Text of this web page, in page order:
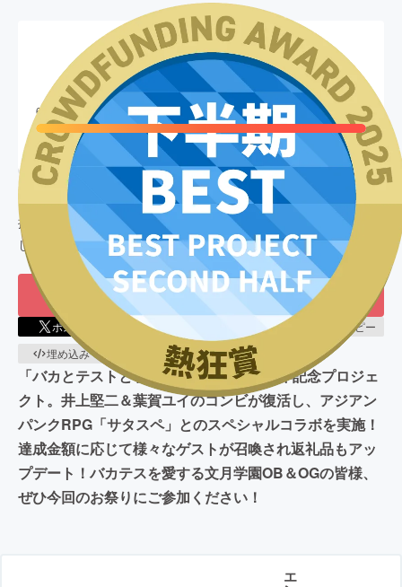
現在の支援総額
67,947,669円
679%達成 終了
目標金額10,000,000 6,960 人
このプロジェクトは、 2025/05/23 に募集を開始し、 6,960
人の支
援により 67,947,669 円の資金を集め、
に募集を終了
しました
もう一度プロジェクトをやってほしい 1,617
ポスト シェア LINEで送る
URLコピー
埋め込み
QRコード
「バカとテストと召喚獣」原作完結10周年記念プロジェ
クト。井上堅二＆葉賀ユイのコンビが復活し、アジアン
パンクRPG「サタスペ」とのスペシャルコラボを実施！
達成金額に応じて様々なゲストが召喚され返礼品もアッ
プデート！バカテスを愛する文月学園OB＆OGの皆様、
ぜひ今回のお祭りにご参加ください！
エ